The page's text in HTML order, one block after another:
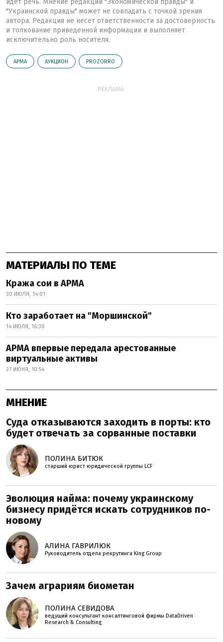
"Украинской правды" может не совпадать с точкой зрения
автора. Редакция не несет ответственности за достоверность
и толкование приведенной информации и выполняет
исключительно роль носителя.
АРМА АУКЦИОН PROZORRO
РЕКЛАМА:
МАТЕРИАЛЫ ПО ТЕМЕ
Кража сои в АРМА
30 ИЮЛЯ, 14:01
Кто заработает на "Моршинской"
14 ИЮЛЯ, 16:30
АРМА впервые передала арестованные
виртуальные активы
27 ИЮНЯ, 10:54
МНЕНИЕ
Суда отказываются заходить в порты: кто
будет отвечать за сорванные поставки
ПОЛИНА БИТЮК
старший юрист юридической группы LCF
Эволюция найма: почему украинскому
бизнесу придётся искать сотрудников по-
новому
АЛИНА ГАВРИЛЮК
Руководитель отдела рекрутинга King Group
Зачем аграриям биометан
ПОЛИНА СЕВИДОВА
ведущий консультант консалтинговой фирмы DataDriven
Research & Consulting